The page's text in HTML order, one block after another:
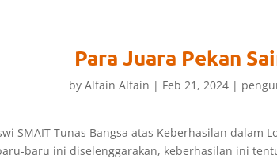
Para Juara Pekan
by Alfain Alfain | Feb 21, 2024|
SMAIT Tunas Bangsa atas Keberhasilan dalam
baru ini diselenggarakan, keberhasilan ini